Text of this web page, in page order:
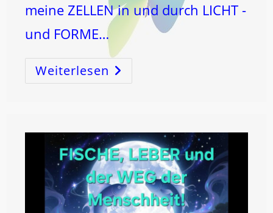
meine ZELLEN in und durch LICHT -
und FORME…
Weiterlesen MONDSTRÖMEN®
&
DU!